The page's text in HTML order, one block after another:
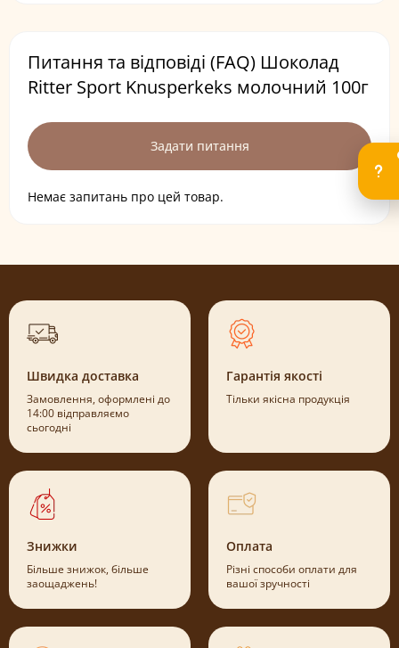
Питання та відповіді (FAQ) Шоколад
Ritter Sport Knusperkeks молочний 100г
Задати питання
Немає запитань про цей товар.
Швидка доставка
Замовлення, оформлені до
14:00 відправляємо
сьогодні
Гарантія якості
Тільки якісна продукція
Знижки
Більше знижок, більше
заощаджень!
Оплата
Різні способи оплати для
вашої зручності